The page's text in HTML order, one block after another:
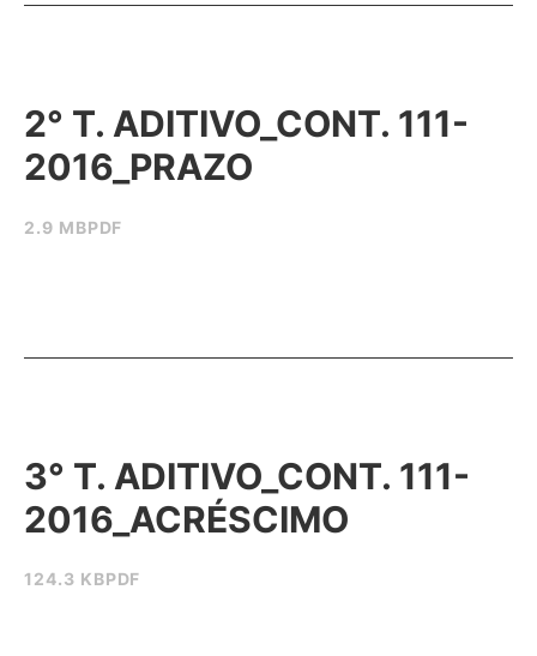
2.9 MBPDF
2° T. ADITIVO_CONT. 111-
2016_PRAZO
124.3 KBPDF
3° T. ADITIVO_CONT. 111-
2016_ACRÉSCIMO